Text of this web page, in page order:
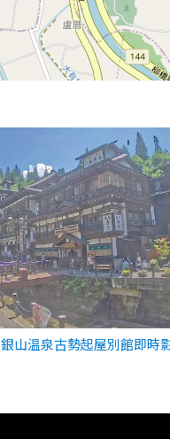
銀山温泉古勢起屋別館即時